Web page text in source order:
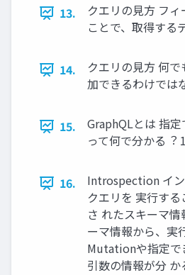
13.
クエリの⾒⽅ フ
ことで、取得する
14.
クエリの⾒⽅ 何
加できるわけでは
15.
GraphQLとは 指
って何で分かる︖
16.
Introspection イ
クエリを 実⾏す
さ れたスキーマ
ーマ情報から、実
Mutationや指定で
引数の情報が分 か